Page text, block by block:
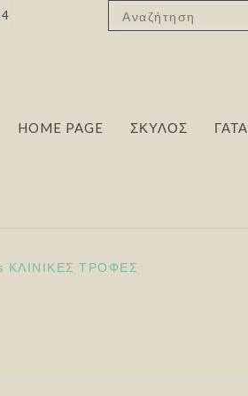
HOME PAGE ΣΚΥΛΟΣ ΓΑΤΑ
ΚΛΙΝΙΚΕΣ ΤΡΟΦΕΣ